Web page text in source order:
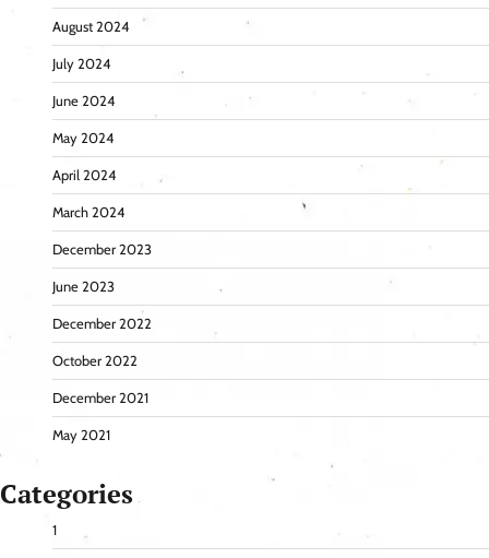
August 2024
July 2024
June 2024
May 2024
April 2024
March 2024
December 2023
June 2023
December 2022
October 2022
December 2021
May 2021
Categories
1